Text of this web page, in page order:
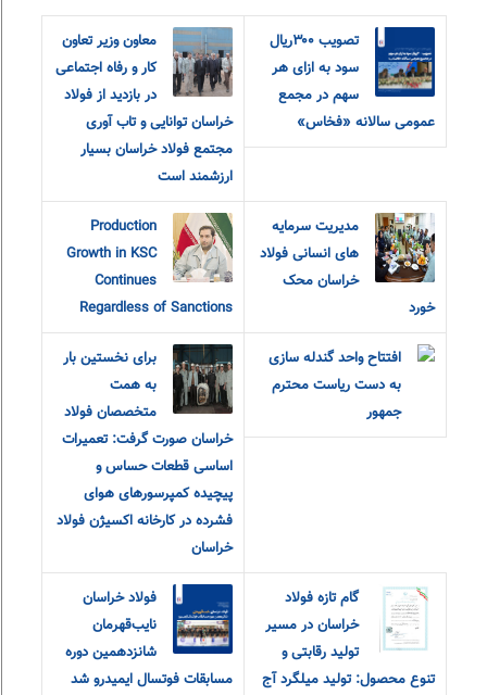
تصویب ۳۰۰ریال
سود به ازای هر
سهم در مجمع
عمومی سالانه «فخاس»
معاون وزیر تعاون
کار و رفاه اجتماعی
در بازدید از فولاد
خراسان توانایی و تاب آوری
مجتمع فولاد خراسان بسیار
ارزشمند است
مدیریت سرمایه
های انسانی فولاد
خراسان محک
خورد
Production
Growth in KSC
Continues
Regardless of Sanctions
افتتاح واحد گندله سازی
به دست ریاست محترم
جمهور
برای نخستین بار
به همت
متخصصان فولاد
خراسان صورت گرفت: تعمیرات
اساسی قطعات حساس و
پیچیده کمپرسورهای هوای
فشرده در کارخانه اکسیژن فولاد
خراسان
گام تازه فولاد
خراسان در مسیر
تولید رقابتی و
تنوع محصول: تولید میلگرد آج
فولاد خراسان
نایب‌قهرمان
شانزدهمین دوره
مسابقات فوتسال ایمیدرو شد